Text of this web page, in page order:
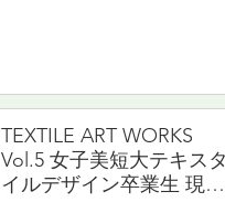
TEXTILE ART WORKS
Vol.5 女子美短大テキスタ
イルデザイン卒業生 現職